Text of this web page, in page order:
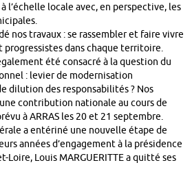
l’échelle locale avec, en perspective, les
nos travaux : se rassembler et faire vivre
progressistes dans chaque territoire.
été consacré à la question du
: levier de modernisation
dilution des responsabilités ? Nos
contribution nationale au cours de
à ARRAS les 20 et 21 septembre.
a entériné une nouvelle étape de
années d’engagement à la présidence
Loire, Louis MARGUERITTE a quitté ses